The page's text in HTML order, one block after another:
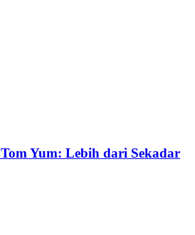
Yum: Lebih dari Sekadar